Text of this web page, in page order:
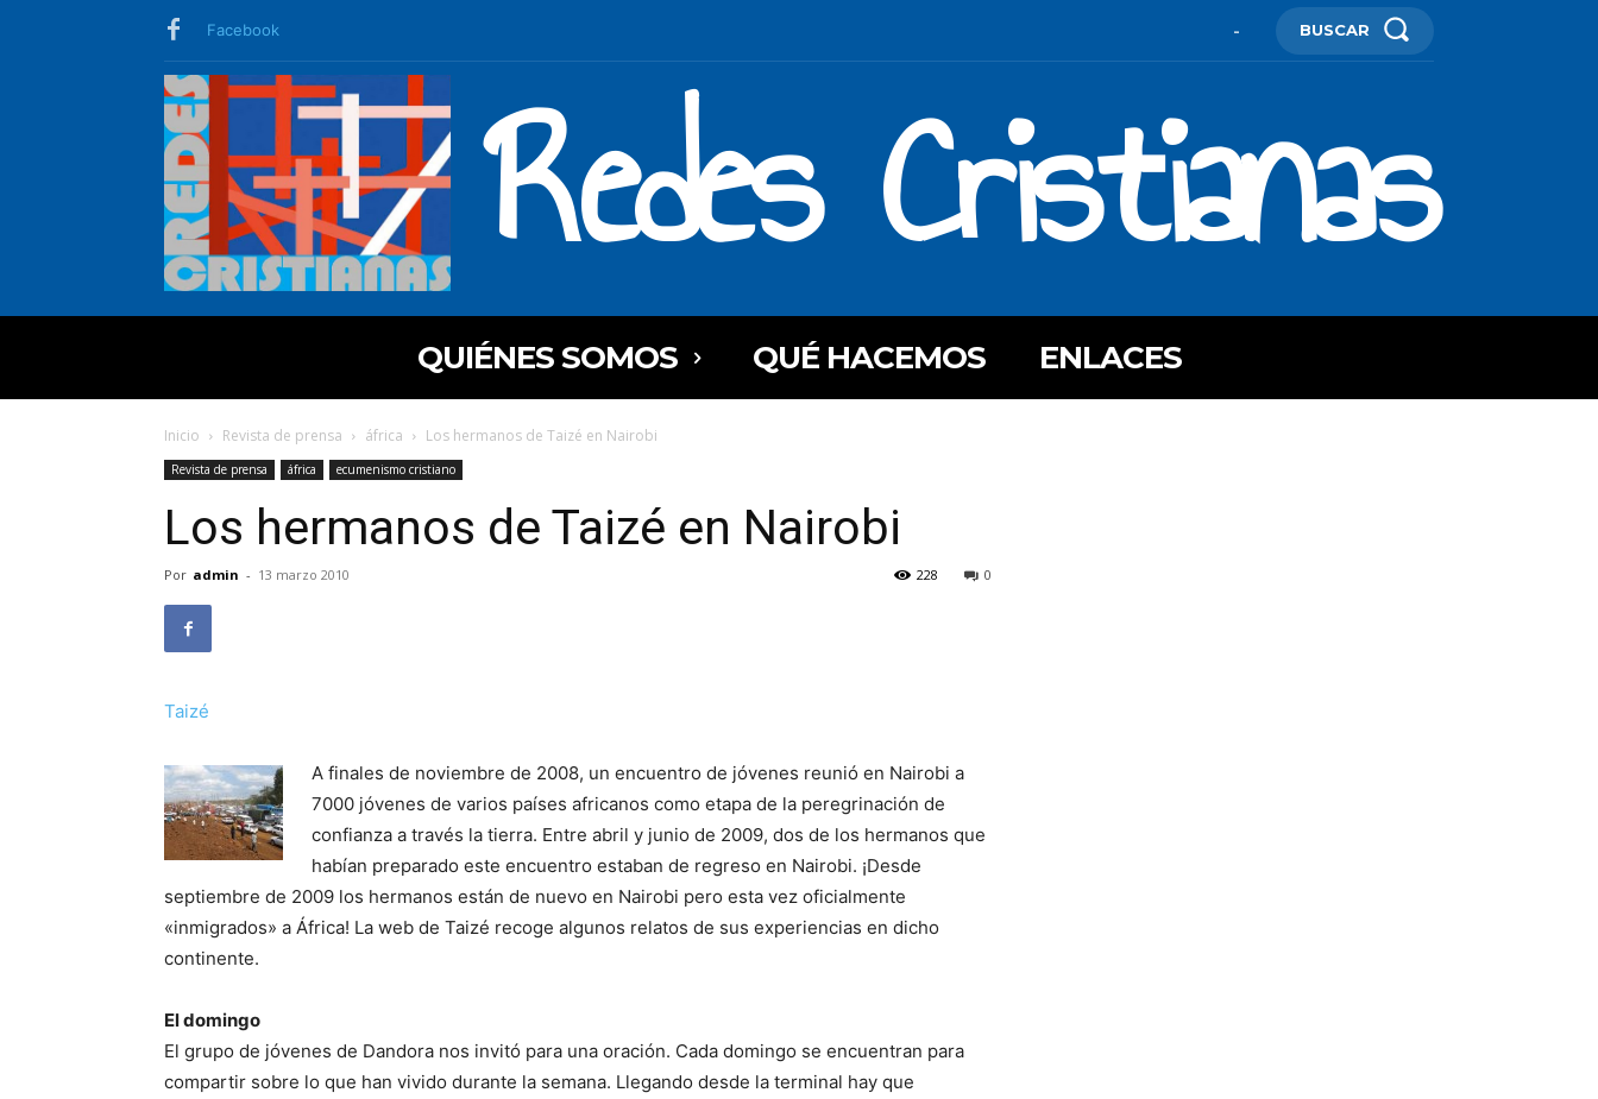
Facebook - BUSCAR
Redes Cristianas
QUIÉNES SOMOS QUÉ HACEMOS ENLACES
Inicio Revista de prensa áfrica Los hermanos de Taizé en Nairobi
Revista de prensa áfrica ecumenismo cristiano
Los hermanos de Taizé en Nairobi
Por admin - 13 marzo 2010 0
228
Taizé
A finales de noviembre de 2008, un encuentro de jóvenes reunió en Nairobi a
7000 jóvenes de varios países africanos como etapa de la peregrinación de
confianza a través la tierra. Entre abril y junio de 2009, dos de los hermanos que
habían preparado este encuentro estaban de regreso en Nairobi. ¡Desde
septiembre de 2009 los hermanos están de nuevo en Nairobi pero esta vez oficialmente
«inmigrados» a África! La web de Taizé recoge algunos relatos de sus experiencias en dicho
continente.
El domingo
El grupo de jóvenes de Dandora nos invitó para una oración. Cada domingo se encuentran para
compartir sobre lo que han vivido durante la semana. Llegando desde la terminal hay que